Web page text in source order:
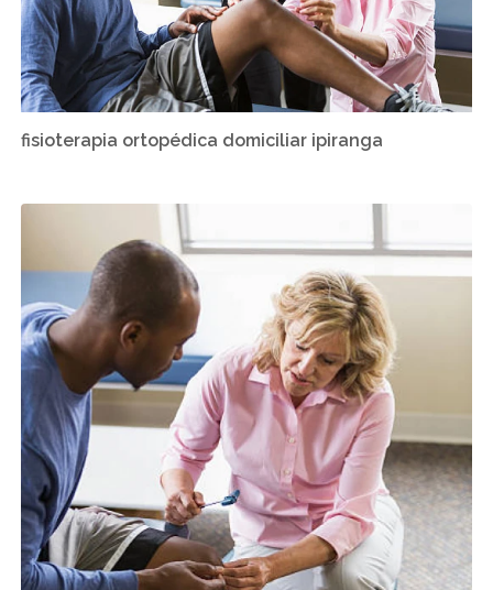
fisioterapia ortopédica domiciliar ipiranga